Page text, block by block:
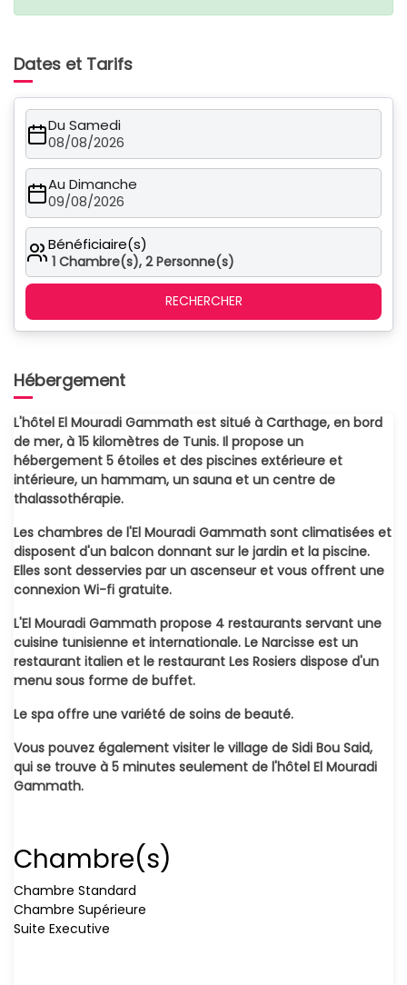
Dates et Tarifs
Du Samedi
08/08/2026
Au Dimanche
09/08/2026
Bénéficiaire(s)
1 Chambre(s), 2Personne(s)
RECHERCHER
Hébergement
L'hôtel El Mouradi Gammath est situé à Carthage, en bord
de mer, à 15 kilomètres de Tunis. Il propose un
hébergement 5 étoiles et des piscines extérieure et
intérieure, un hammam, un sauna et un centre de
thalassothérapie.
Les chambres de l'El Mouradi Gammath sont climatisées et
disposent d'un balcon donnant sur le jardin et la piscine.
Elles sont desservies par un ascenseur et vous offrent une
connexion Wi-fi gratuite.
L'El Mouradi Gammath propose 4 restaurants servant une
cuisine tunisienne et internationale. Le Narcisse est un
restaurant italien et le restaurant Les Rosiers dispose d'un
menu sous forme de buffet.
Le spa offre une variété de soins de beauté.
Vous pouvez également visiter le village de Sidi Bou Said,
qui se trouve à 5 minutes seulement de l'hôtel El Mouradi
Gammath.
Chambre(s)
Chambre Standard
Chambre Supérieure
Suite Executive